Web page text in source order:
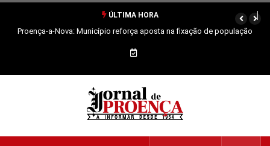
ÚLTIMA HORA
Proença-a-Nova: Município reforça aposta na fixação de população